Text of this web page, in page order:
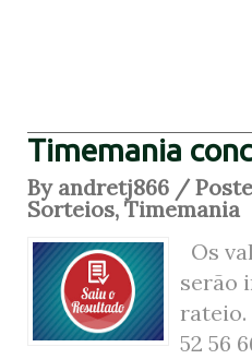
Timemania
By andretj866 /
Sorteios,Timemania
Os
serão
rateio.
52 56